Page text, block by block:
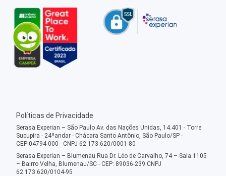
Políticas de Privacidade
Serasa Experian – São Paulo Av. das Nações Unidas, 14.401 - Torre
Sucupira - 24ºandar - Chácara Santo Antônio, São Paulo/SP -
CEP:04794-000 - CNPJ 62.173.620/0001-80
Serasa Experian – Blumenau Rua Dr. Léo de Carvalho, 74 – Sala 1105
– Bairro Velha, Blumenau/SC - CEP: 89036-239 CNPJ
62.173.620/0104-95